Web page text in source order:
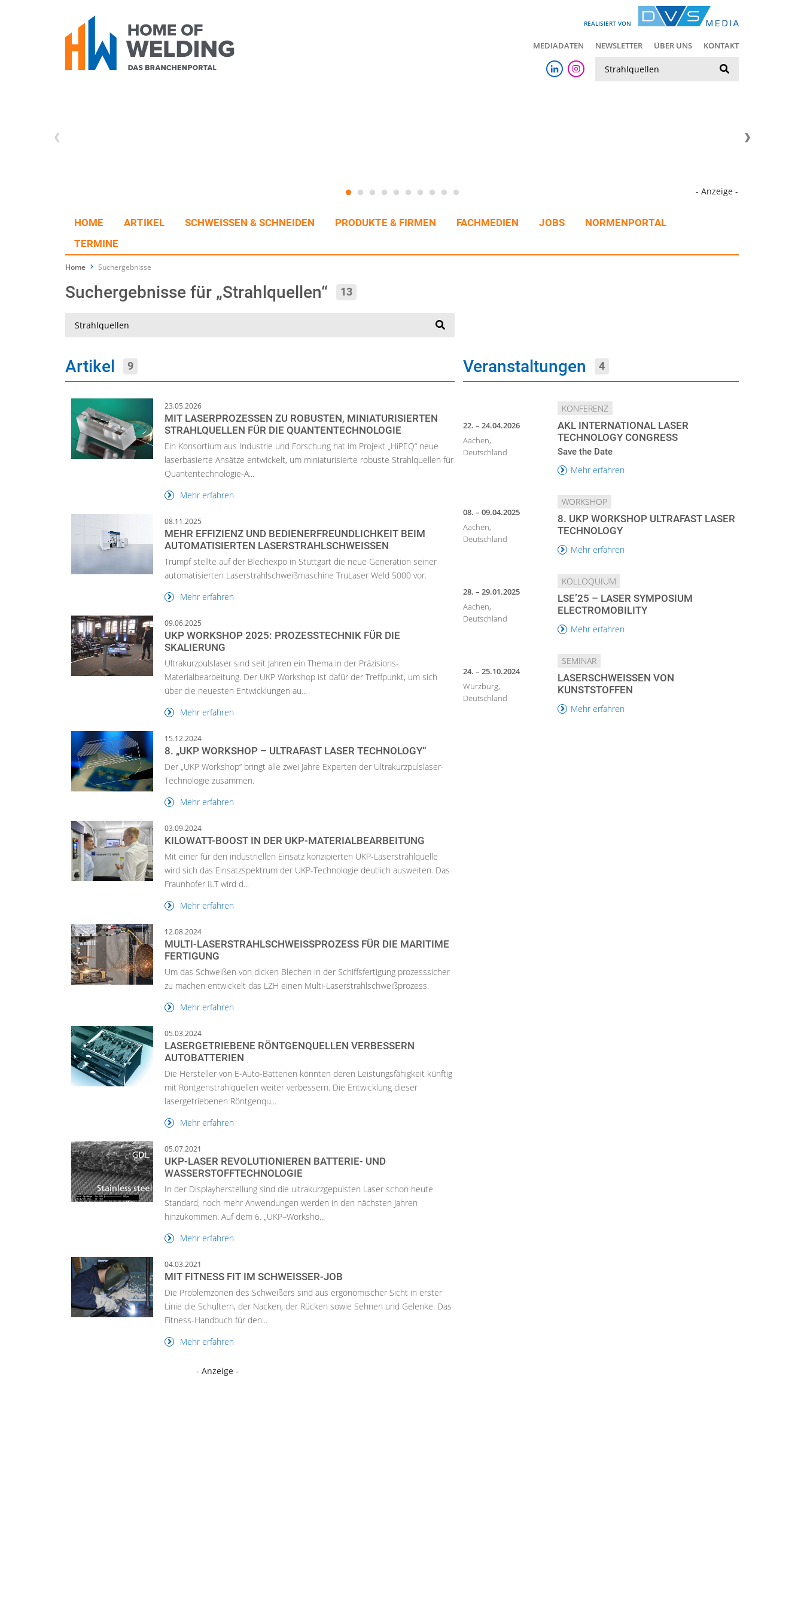
REALISIERT VON
MEDIADATEN NEWSLETTER ÜBER UNS KONTAKT
- Anzeige -
HOME ARTIKEL SCHWEISSEN & SCHNEIDEN PRODUKTE & FIRMEN FACHMEDIEN JOBS
NORMENPORTAL
TERMINE
Home Suchergebnisse
Suchergebnisse für „Strahlquellen“ 13
Artikel 9
23.05.2026
MIT LASERPROZESSEN ZU ROBUSTEN, MINIATURISIERTEN
STRAHLQUELLEN FÜR DIE QUANTENTECHNOLOGIE
Ein Konsortium aus Industrie und Forschung hat im Projekt „HiPEQ“ neue
laserbasierte Ansätze entwickelt, um miniaturisierte robuste Strahlquellen für
Quantentechnologie-A...
Mehr erfahren
08.11.2025
MEHR EFFIZIENZ UND BEDIENERFREUNDLICHKEIT BEIM
AUTOMATISIERTEN LASERSTRAHLSCHWEISSEN
Trumpf stellte auf der Blechexpo in Stuttgart die neue Generation seiner
automatisierten Laserstrahlschweißmaschine TruLaser Weld 5000 vor.
Mehr erfahren
09.06.2025
UKP WORKSHOP 2025: PROZESSTECHNIK FÜR DIE
SKALIERUNG
Ultrakurzpulslaser sind seit Jahren ein Thema in der Präzisions-
Materialbearbeitung. Der UKP Workshop ist dafür der Treffpunkt, um sich
über die neuesten Entwicklungen au...
Mehr erfahren
15.12.2024
8. „UKP WORKSHOP – ULTRAFAST LASER TECHNOLOGY“
Der „UKP Workshop“ bringt alle zwei Jahre Experten der Ultrakurzpulslaser-
Technologie zusammen.
Mehr erfahren
03.09.2024
KILOWATT-BOOST IN DER UKP-MATERIALBEARBEITUNG
Mit einer für den industriellen Einsatz konzipierten UKP-Laserstrahlquelle
wird sich das Einsatzspektrum der UKP-Technologie deutlich ausweiten. Das
Fraunhofer ILT wird d...
Mehr erfahren
12.08.2024
MULTI-LASERSTRAHLSCHWEISSPROZESS FÜR DIE MARITIME F
ERTIGUNG
Um das Schweißen von dicken Blechen in der Schiffsfertigung prozesssicher
zu machen entwickelt das LZH einen Multi-Laserstrahlschweißprozess.
Mehr erfahren
05.03.2024
LASERGETRIEBENE RÖNTGENQUELLEN VERBESSERN
AUTOBATTERIEN
Die Hersteller von E-Auto-Batterien könnten deren Leistungsfähigkeit künftig
mit Röntgenstrahlquellen weiter verbessern. Die Entwicklung dieser
lasergetriebenen Röntgenqu...
Mehr erfahren
05.07.2021
UKP-LASER REVOLUTIONIEREN BATTERIE- UND
WASSERSTOFFTECHNOLOGIE
In der Displayherstellung sind die ultrakurzgepulsten Laser schon heute
Standard, noch mehr Anwendungen werden in den nächsten Jahren
hinzukommen. Auf dem 6. „UKP–Worksho...
Mehr erfahren
04.03.2021
MIT FITNESS FIT IM SCHWEISSER-JOB
Die Problemzonen des Schweißers sind aus ergonomischer Sicht in erster
Linie die Schultern, der Nacken, der Rücken sowie Sehnen und Gelenke. Das
Fitness-Handbuch für den...
Mehr erfahren
Veranstaltungen 4
22. – 24.04.2026
Aachen,
Deutschland
KONFERENZ
AKL INTERNATIONAL LASER
TECHNOLOGY CONGRESS
Save the Date
Mehr erfahren
08. – 09.04.2025
Aachen,
Deutschland
WORKSHOP
8. UKP WORKSHOP ULTRAFAST LASER
TECHNOLOGY
Mehr erfahren
28. – 29.01.2025
Aachen,
Deutschland
KOLLOQUIUM
LSE’25 – LASER SYMPOSIUM
ELECTROMOBILITY
Mehr erfahren
24. – 25.10.2024
Würzburg,
Deutschland
SEMINAR
LASERSCHWEISSEN VON K
UNSTSTOFFEN
Mehr erfahren
- Anzeige -